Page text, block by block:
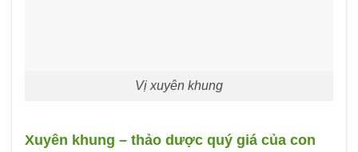
Vị xuyên khung
Xuyên khung – thảo dược quý giá của con